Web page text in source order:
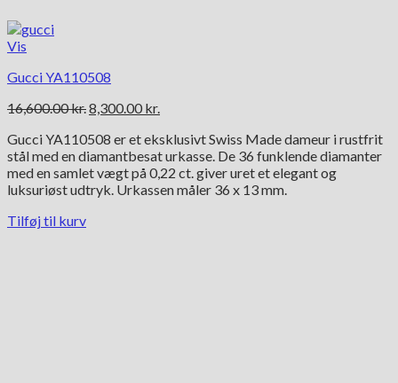
Vis
Gucci YA110508
16,600.00kr.Den
pris
var:
16,600.00 kr..
8,300.00 kr.
pris
er:
8,300.00 kr..
Gucci YA110508 er et eksklusivt Swiss Made dameur i rustfrit
stål med en diamantbesat urkasse. De 36 funklende diamanter
med en samlet vægt på 0,22 ct. giver uret et elegant og
luksuriøst udtryk. Urkassen måler 36 x 13 mm.
Tilføj til kurv